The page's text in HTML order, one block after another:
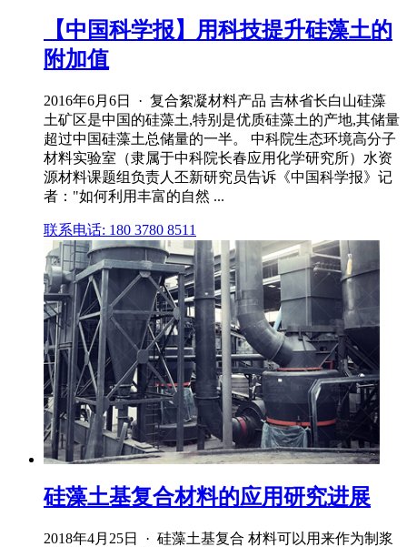
【中国科学报】用科技提升硅藻土的
附加值
2016年6月6日 · 复合絮凝材料产品 吉林省长白山硅藻
土矿区是中国的硅藻土,特别是优质硅藻土的产地,其储量
超过中国硅藻土总储量的一半。 中科院生态环境高分子
材料实验室（隶属于中科院长春应用化学研究所）水资
源材料课题组负责人丕新研究员告诉《中国科学报》记
者："如何利用丰富的自然 ...
联系电话: 180 3780 8511
硅藻土基复合材料的应用研究进展
2018年4月25日 · 硅藻土基复合 材料可以用来作为制浆